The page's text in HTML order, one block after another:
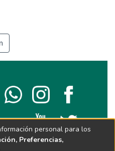
personal para los
Preferencias,